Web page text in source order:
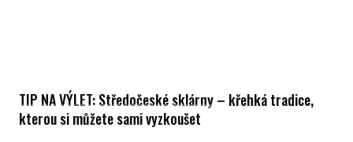
TIP NA VÝLET: Středočeské sklárny – křehká tradice,
kterou si můžete sami vyzkoušet